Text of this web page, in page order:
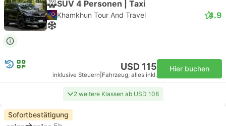
SUV 4 Personen | Taxi
Khamkhun Tour And Travel 4.9
USD 115
inklusive Steuern Fahrzeug, alles inkl.
Hier buchen
2 weitere Klassen ab USD 108
Sofortbestätigung